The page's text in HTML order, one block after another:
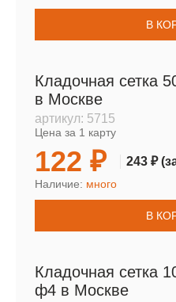
В
Кладочная сетка
в Москве
артикул: 5715
Цена за 1 карту
122 ₽ 243 ₽
Наличие: много
В
Кладочная сетка
ф4 в Москве